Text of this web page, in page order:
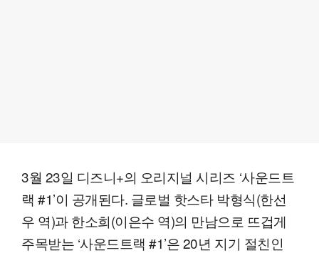
3월 23일 디즈니+의 오리지널 시리즈 ‘사운드트
랙 #1’이 공개된다. 글로벌 핫스타 박형식(한선
우 역)과 한소희(이은수 역)의 만남으로 뜨겁게
주목받는 ‘사운드트랙 #1’은 20년 지기 절친인